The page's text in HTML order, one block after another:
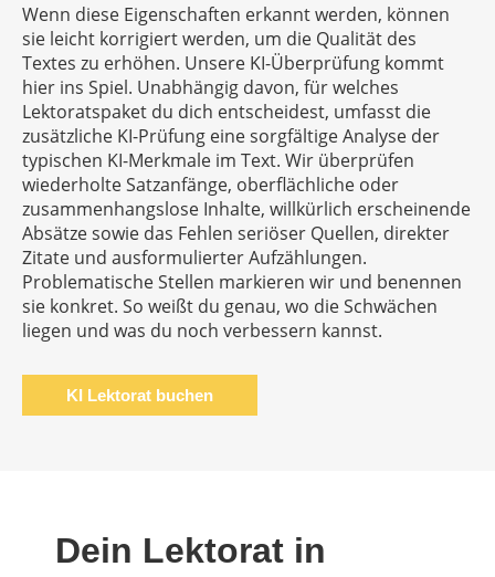
Wenn diese Eigenschaften erkannt werden, können
sie leicht korrigiert werden, um die Qualität des
Textes zu erhöhen. Unsere KI-Überprüfung kommt
hier ins Spiel. Unabhängig davon, für welches
Lektoratspaket du dich entscheidest, umfasst die
zusätzliche KI-Prüfung eine sorgfältige Analyse der
typischen KI-Merkmale im Text. Wir überprüfen
wiederholte Satzanfänge, oberflächliche oder
zusammenhangslose Inhalte, willkürlich erscheinende
Absätze sowie das Fehlen seriöser Quellen, direkter
Zitate und ausformulierter Aufzählungen.
Problematische Stellen markieren wir und benennen
sie konkret. So weißt du genau, wo die Schwächen
liegen und was du noch verbessern kannst.
KI Lektorat buchen
Dein Lektorat in